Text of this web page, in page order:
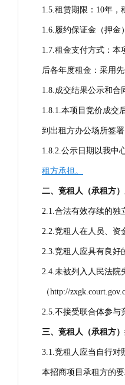
1.5.租赁期限：10年
1.6.履约保证金（押
1.7.租金支付方式：
后各年度租金：采用
1.8.成交结果公示和合
1.8.1.本项目竞价成交
到出租方办公场所签
1.8.2.公示日期以我中
租方承担。
二、竞租人（承租方
2.1.合法有效存续的独
2.2.竞租人在人员、资
2.3.竞租人应具有良好
2.4.未被列入人民法院
（http://
2.5.不接受联合体参与
三、竞租人（承租方
3.1.竞租人应当自行对
本招商项目承租方的